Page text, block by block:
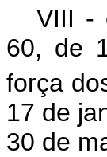
VIII -
60, de
força
17 de
30 de